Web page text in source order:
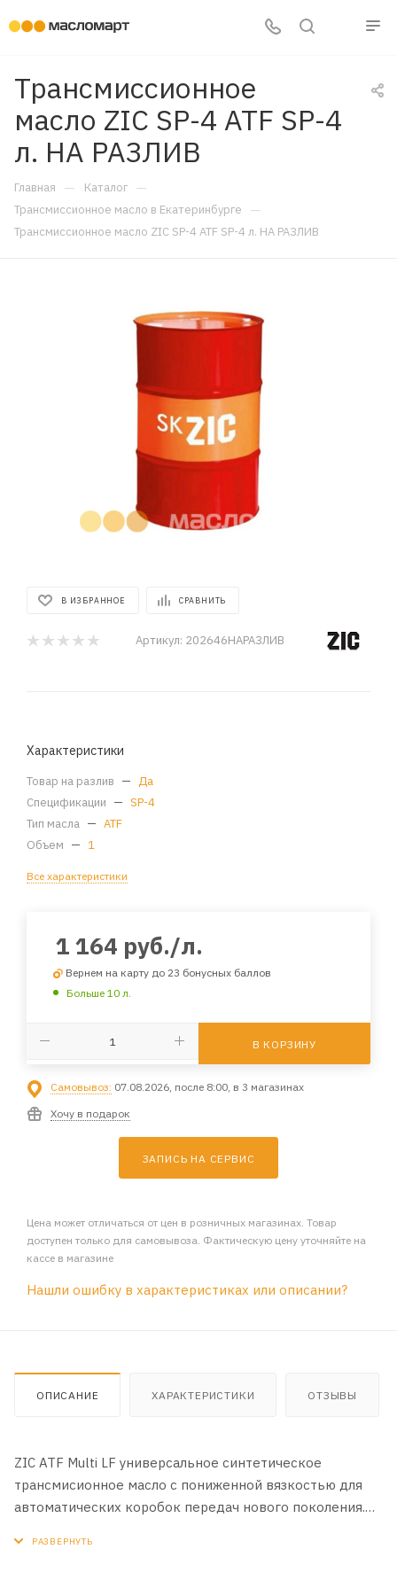
Трансмиссионное
масло ZIC SP-4 ATF SP-4
л. НА РАЗЛИВ
Главная — Каталог —
Трансмиссионное масло в Екатеринбурге —
Трансмиссионное масло ZIC SP-4 ATF SP-4 л. НА РАЗЛИВ
В ИЗБРАННОЕ СРАВНИТЬ
Артикул: 202646НАРАЗЛИВ
Характеристики
Товар на разлив — Да
Спецификации — SP-4
Тип масла — ATF
Объем — 1
Все характеристики
1 164 руб./л.
Вернем на карту до 23 бонусных баллов
Больше 10 л.
В КОРЗИНУ
Самовывоз: 07.08.2026, после 8:00, в 3 магазинах
Хочу в подарок
ЗАПИСЬ НА СЕРВИС
Цена может отличаться от цен в розничных магазинах. Товар
доступен только для самовывоза. Фактическую цену уточняйте на
кассе в магазине
Нашли ошибку в характеристиках или описании?
ОПИСАНИЕ ХАРАКТЕРИСТИКИ ОТЗЫВЫ
ZIC ATF Multi LF универсальное синтетическое
трансмисионное масло с пониженной вязкостью для
автоматических коробок передач нового поколения.